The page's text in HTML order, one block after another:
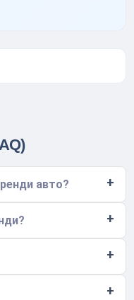
авто?